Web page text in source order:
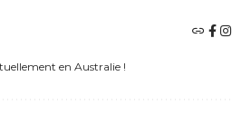
en Australie !